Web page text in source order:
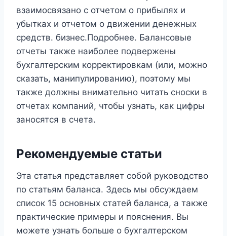
взаимосвязано с отчетом о прибылях и
убытках и отчетом о движении денежных
средств. бизнес.Подробнее. Балансовые
отчеты также наиболее подвержены
бухгалтерским корректировкам (или, можно
сказать, манипулированию), поэтому мы
также должны внимательно читать сноски в
отчетах компаний, чтобы узнать, как цифры
заносятся в счета.
Рекомендуемые статьи
Эта статья представляет собой руководство
по статьям баланса. Здесь мы обсуждаем
список 15 основных статей баланса, а также
практические примеры и пояснения. Вы
можете узнать больше о бухгалтерском